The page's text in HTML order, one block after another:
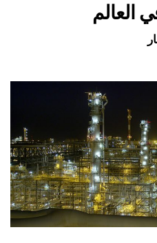
العالم